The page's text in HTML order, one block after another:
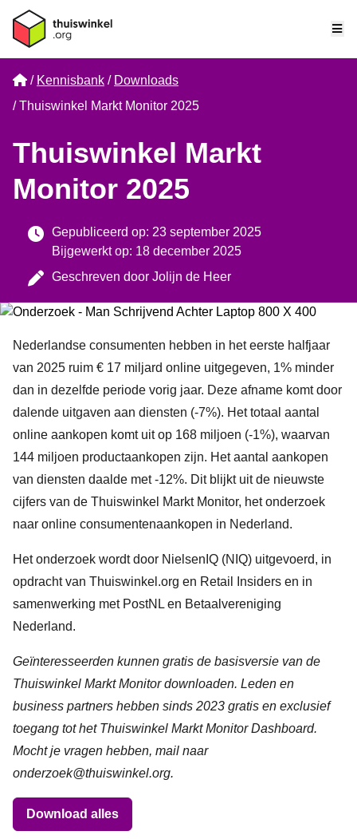
Home
Kennisbank
Downloads
Thuiswinkel Markt Monitor 2025
Thuiswinkel Markt
Monitor 2025
Gepubliceerd op: 23 september 2025
Bijgewerkt op: 18 december 2025
Geschreven door Jolijn de Heer
Nederlandse consumenten hebben in het eerste halfjaar
van 2025 ruim € 17 miljard online uitgegeven, 1% minder
dan in dezelfde periode vorig jaar. Deze afname komt door
dalende uitgaven aan diensten (-7%). Het totaal aantal
online aankopen komt uit op 168 miljoen (-1%), waarvan
144 miljoen productaankopen zijn. Het aantal aankopen
van diensten daalde met -12%. Dit blijkt uit de nieuwste
cijfers van de Thuiswinkel Markt Monitor, het onderzoek
naar online consumentenaankopen in Nederland.
Het onderzoek wordt door NielsenIQ (NIQ) uitgevoerd, in
opdracht van Thuiswinkel.org en Retail Insiders en in
samenwerking met PostNL en Betaalvereniging
Nederland.
Geïnteresseerden kunnen gratis de basisversie van de
Thuiswinkel Markt Monitor downloaden. Leden en
business partners hebben sinds 2023 gratis en exclusief
toegang tot het Thuiswinkel Markt Monitor Dashboard.
Mocht je vragen hebben, mail naar
onderzoek@thuiswinkel.org.
Download alles